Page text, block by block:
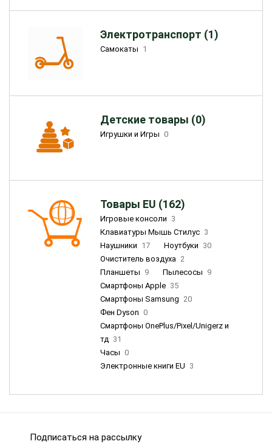
Электротранспорт (1)
Самокаты 1
Детские товары (0)
Игрушки и Игры 0
Товары EU (162)
Игровые консоли 3
Клавиатуры Мышь Стилус 3
Наушники 17 Ноутбуки 30
Очиститель воздуха 2
Планшеты 9 Пылесосы 9
Смартфоны Apple 35
Смартфоны Samsung 20
Фен Dyson 0
Смартфоны OnePlus/Pixel/Unigerz и
тд 31
Часы 0
Электронные книги EU 3
Подписаться на рассылку